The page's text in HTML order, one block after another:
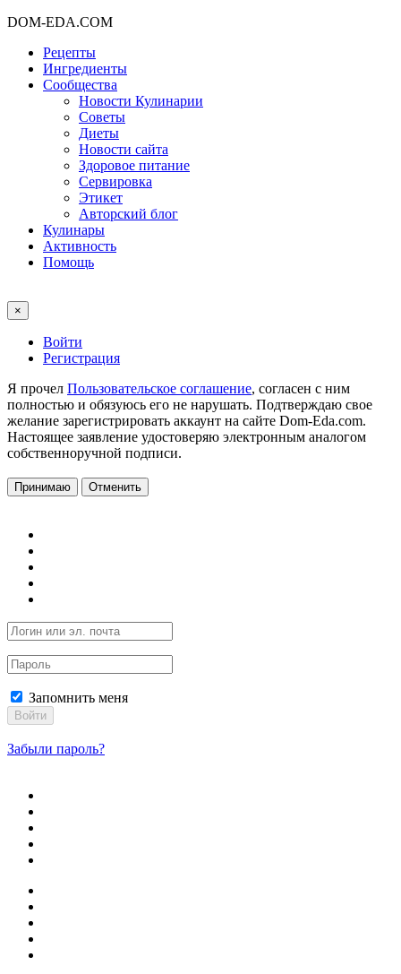
DOM-EDA.COM
Рецепты
Ингредиенты
Сообщества
Новости Кулинарии
Советы
Диеты
Новости сайта
Здоровое питание
Сервировка
Этикет
Авторский блог
Кулинары
Активность
Помощь
×
Войти
Регистрация
Я прочел Пользовательское соглашение, согласен с ним
полностью и обязуюсь его не нарушать. Подтверждаю свое
желание зарегистрировать аккаунт на сайте Dom-Eda.com.
Настоящее заявление удостоверяю электронным аналогом
собственноручной подписи.
Принимаю Отменить
Запомнить меня
Войти
Забыли пароль?